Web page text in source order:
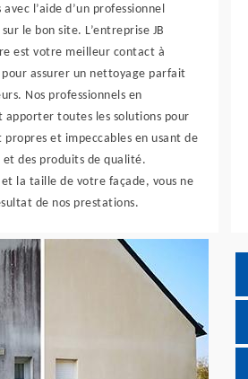
l’aide d’un professionnel
le bon site. L’entreprise JB
est votre meilleur contact à
assurer un nettoyage parfait
Nos professionnels en
apporter toutes les solutions pour
propres et impeccables en usant de
et des produits de qualité.
la taille de votre façade, vous ne
de nos prestations.